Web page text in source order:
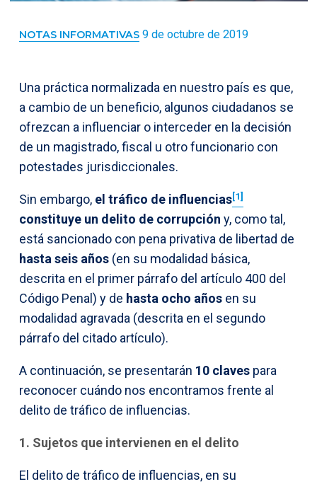
NOTAS INFORMATIVAS 9 de octubre de 2019
Una práctica normalizada en nuestro país es que,
a cambio de un beneficio, algunos ciudadanos se
ofrezcan a influenciar o interceder en la decisión
de un magistrado, fiscal u otro funcionario con
potestades jurisdiccionales.
Sin embargo, el tráfico de influencias[1]
constituye un delito de corrupción y, como tal,
está sancionado con pena privativa de libertad de
hasta seis años (en su modalidad básica,
descrita en el primer párrafo del artículo 400 del
Código Penal) y de hasta ocho años en su
modalidad agravada (descrita en el segundo
párrafo del citado artículo).
A continuación, se presentarán 10 claves para
reconocer cuándo nos encontramos frente al
delito de tráfico de influencias.
1. Sujetos que intervienen en el delito
El delito de tráfico de influencias, en su